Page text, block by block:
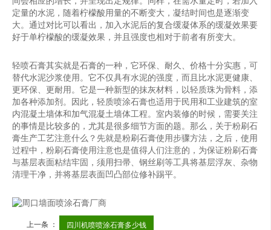
定量的水泥，随着柠檬酸用量的不断变大，凝结时间也是逐渐变
大。通过对比可以看出，加入水泥后的复合缓凝体系的缓凝效果要
好于单柠檬酸的缓凝效果，并且强度也相对于前者有所变大。
轻喷石膏其实就是石膏的一种，它环保、耐久、价格十分实惠，可
替代水泥沙浆使用。它不仅具有水泥的强度，而且比水泥更健康、
更环保、更耐用。它是一种新型的抹灰材料，以轻质珠为骨料，添
加各种添加剂。因此，轻质喷涂石膏也适用于民用和工业建筑的室
内混凝土墙体和加气混凝土墙体工程。室内装修的时候，需要关注
的事情是比较多的，尤其是很多细节方面的题。那么，关于粉刷石
膏生产工艺注意什么？先就是粉刷石膏使用步骤方法，之后，使用
过程中，粉刷石膏使用注意也是值得人们注意的，为保证粉刷石膏
与基层表面粘结牢固，须用扫帚、钢丝刷等工具将基层浮灰、杂物
清理干净，并将基层表面凹凸部位修补踢平。
上一条 ： 四川机喷喷涂石膏多少钱